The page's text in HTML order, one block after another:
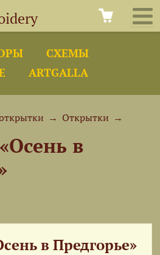
СХЕМЫ
ARTGALLA
→ Открытки →
в
в Предгорье»